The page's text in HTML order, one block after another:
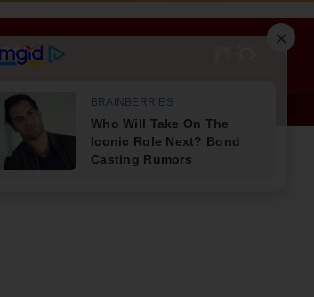
ΡΟΗ
Διατροφή - Φυσική Ιατρική